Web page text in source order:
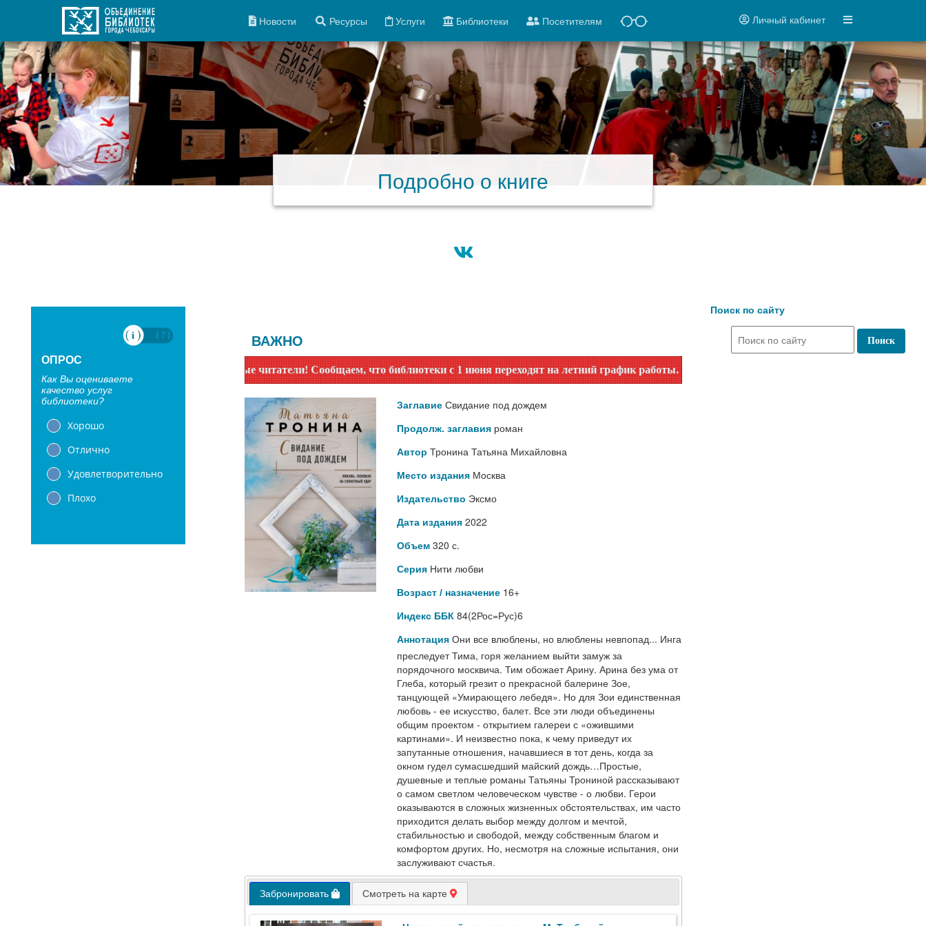
Новости Ресурсы Услуги Библиотеки Посетителям Личный кабинет
Подробно о книге
ОПРОС
Как Вы оцениваете
качество услуг
библиотеки?
Хорошо
Отлично
Удовлетворительно
Плохо
ВАЖНО
Уважаемые читатели! Сообщаем, что библиотеки с 1 июня переходят на летний график работы. Уточняйте время работы по номеру телефона или на
Заглавие Свидание под дождем
Продолж. заглавия роман
Автор Тронина Татьяна Михайловна
Место издания Москва
Издательство Эксмо
Дата издания 2022
Объем 320 с.
Серия Нити любви
Возраст / назначение 16+
Индекс ББК 84(2Рос=Рус)6
Аннотация Они все влюблены, но влюблены невпопад... Инга
преследует Тима, горя желанием выйти замуж за
порядочного москвича. Тим обожает Арину. Арина без ума от
Глеба, который грезит о прекрасной балерине Зое,
танцующей «Умирающего лебедя». Но для Зои единственная
любовь - ее искусство, балет. Все эти люди объединены
общим проектом - открытием галереи с «ожившими
картинами». И неизвестно пока, к чему приведут их
запутанные отношения, начавшиеся в тот день, когда за
окном гудел сумасшедший майский дождь…Простые,
душевные и теплые романы Татьяны Трониной рассказывают
о самом светлом человеческом чувстве - о любви. Герои
оказываются в сложных жизненных обстоятельствах, им часто
приходится делать выбор между долгом и мечтой,
стабильностью и свободой, между собственным благом и
комфортом других. Но, несмотря на сложные испытания, они
заслуживают счастья.
Забронировать Смотреть на карте
Поиск по сайту